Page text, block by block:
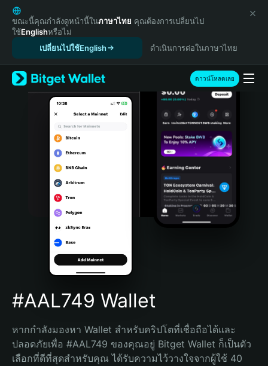
English
日本語
Tiếng Việt
Español (Latinoamérica)
Türkçe
Italiano
Português (Portugal)
Bahasa Indonesia
Português (Brasil)
Español (Argentina)
ขณะนี้คุณกำลังดูหน้านี้ในภาษาไทย คุณต้องการเปลี่ยนไป
ใช้Englishหรือไม่
เปลี่ยนไปใช้English
ดำเนินการต่อในภาษาไทย
ดาวน์โหลดเลย
#AAL749 Wallet
หากกำลังมองหา Wallet สำหรับคริปโตที่เชื่อถือได้และ
ปลอดภัยเพื่อ #AAL749 ของคุณอยู่ Bitget Wallet ก็เป็นตัว
เลือกที่ดีที่สุดสำหรับคุณ ได้รับความไว้วางใจจากผู้ใช้ 40